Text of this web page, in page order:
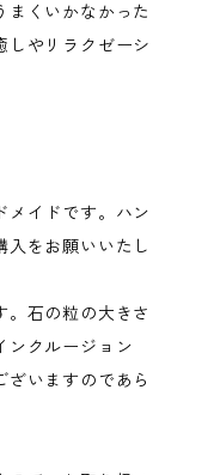
まくいかなかった
しやリラクゼーシ
メイドです。ハン
入をお願いいたし
。石の粒の大きさ
ンクルージョン
ざいますのであら